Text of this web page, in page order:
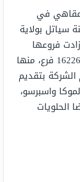
في
1971م، في مدينة سياتل بولاية
فروعها
الموزعة حول العالم، فهي تمتلك الآن أكثر من 16226 فرع، منها
الشركة بتقديم
واسبرسو،
الحلويات